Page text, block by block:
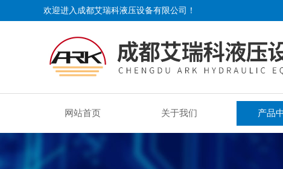
欢迎进入成都艾瑞科液压设备有限公司！
网站首页 关于我们 产品